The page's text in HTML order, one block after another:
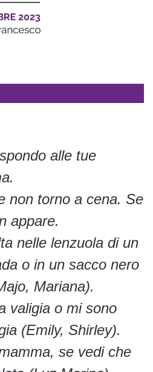
alle tue
non torno a cena. Se
appare.
nelle lenzuola di un
o in un sacco nero
Mariana).
valigia o mi sono
(Emily, Shirley).
se vedi che